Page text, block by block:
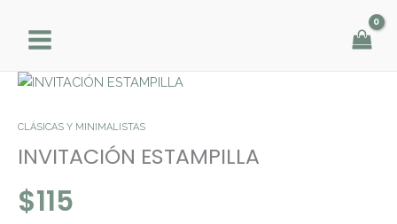
contenido
CLÁSICAS Y MINIMALISTAS
INVITACIÓN ESTAMPILLA
$115
INVITACIÓN
cantidad